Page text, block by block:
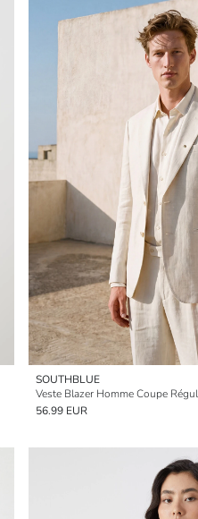
SOUTHBLUE
Veste Blazer Homme Coupe
56.99 EUR